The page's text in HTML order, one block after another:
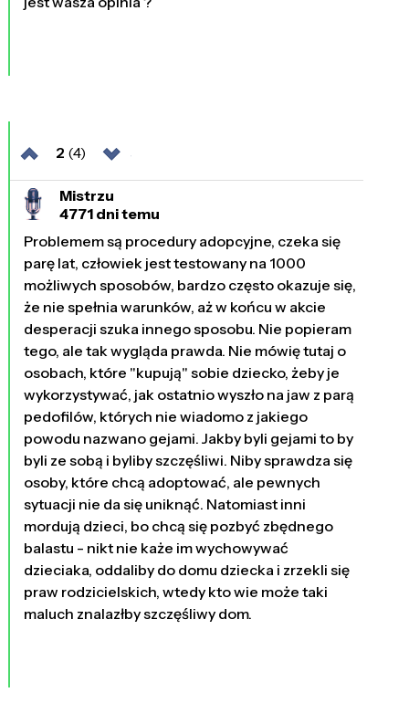
2 (4)
Mistrzu
4771 dni temu
Problemem są procedury adopcyjne, czeka się
parę lat, człowiek jest testowany na 1000
możliwych sposobów, bardzo często okazuje się,
że nie spełnia warunków, aż w końcu w akcie
desperacji szuka innego sposobu. Nie popieram
tego, ale tak wygląda prawda. Nie mówię tutaj o
osobach, które "kupują" sobie dziecko, żeby je
wykorzystywać, jak ostatnio wyszło na jaw z parą
pedofilów, których nie wiadomo z jakiego
powodu nazwano gejami. Jakby byli gejami to by
byli ze sobą i byliby szczęśliwi. Niby sprawdza się
osoby, które chcą adoptować, ale pewnych
sytuacji nie da się uniknąć. Natomiast inni
mordują dzieci, bo chcą się pozbyć zbędnego
balastu - nikt nie każe im wychowywać
dzieciaka, oddaliby do domu dziecka i zrzekli się
praw rodzicielskich, wtedy kto wie może taki
maluch znalazłby szczęśliwy dom.